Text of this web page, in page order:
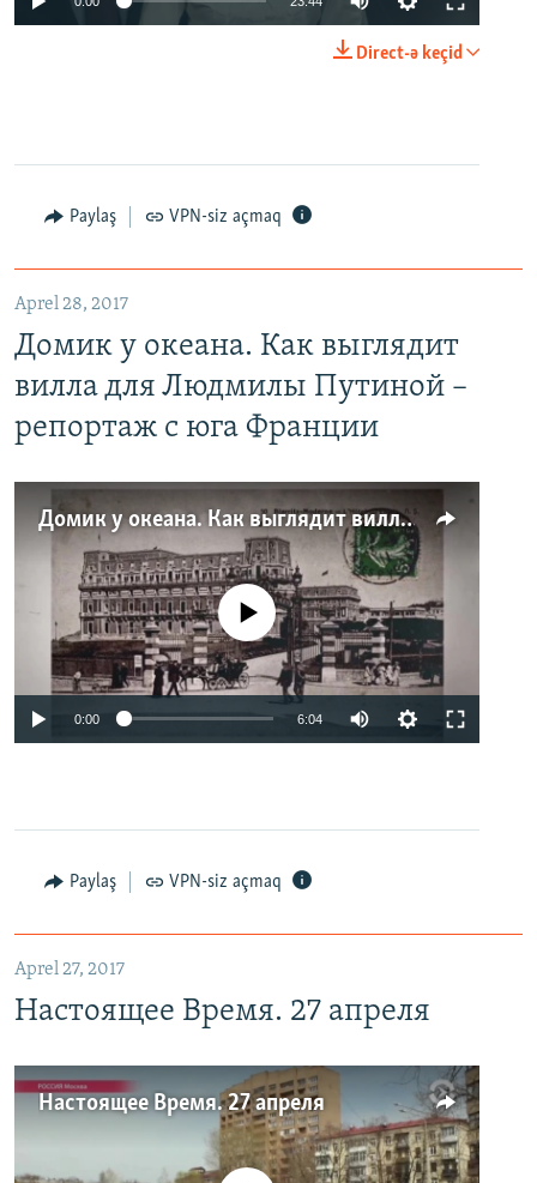
Direct-ə keçid
Paylaş VPN-siz açmaq
Aprel 28, 2017
Домик у океана. Как выглядит
вилла для Людмилы Путиной –
репортаж с юга Франции
Домик у океана. Как выглядит вилла для Людмилы Путиной – репортаж с юга Франции
No media source currently available
0:00 6:04
Paylaş VPN-siz açmaq
Aprel 27, 2017
Настоящее Время. 27 апреля
Настоящее Время. 27 апреля